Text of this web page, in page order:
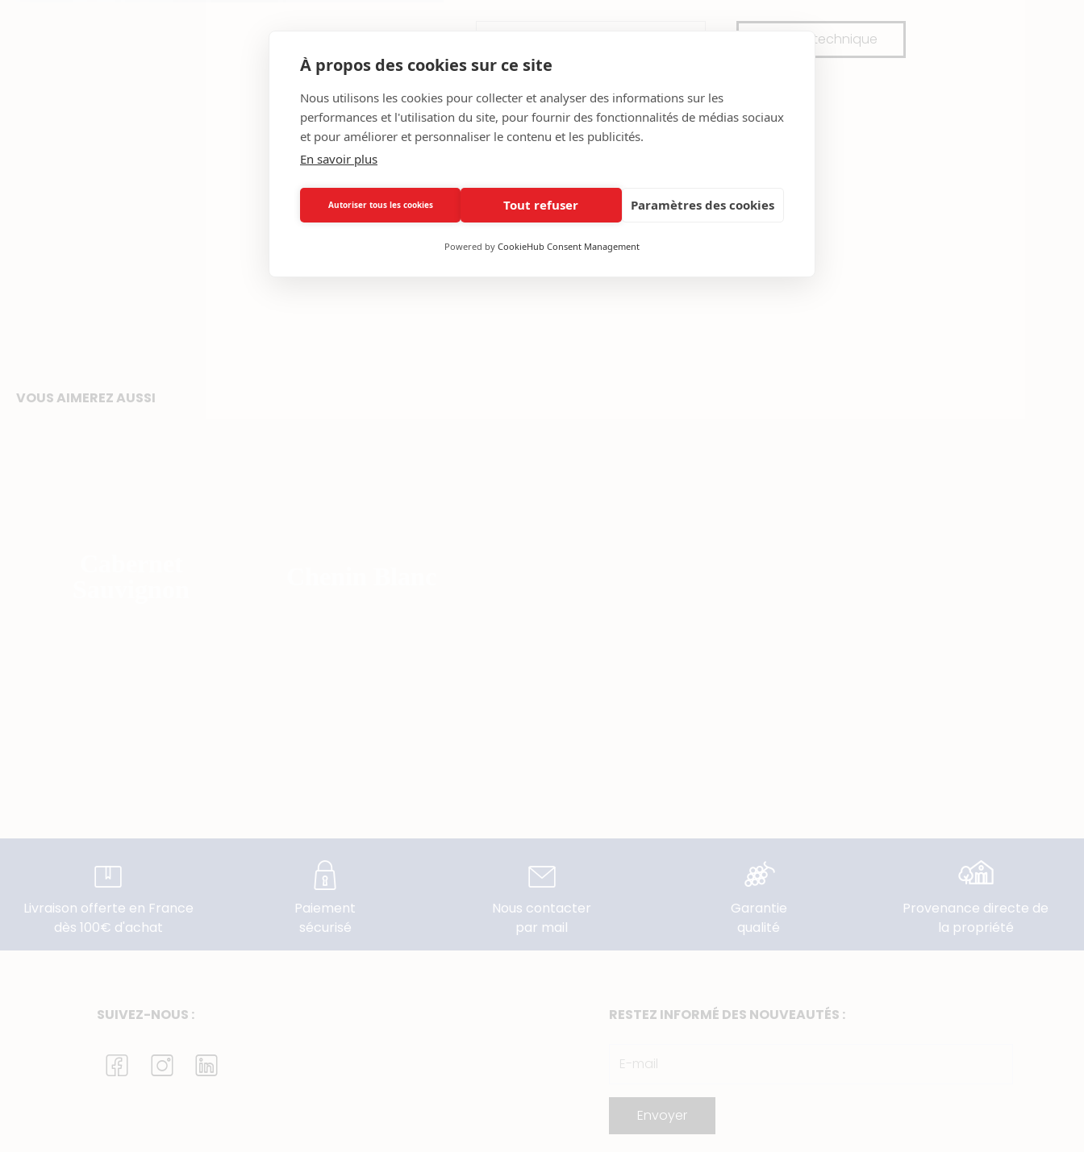
À propos des cookies sur ce site
Nous utilisons les cookies pour collecter et analyser des informations sur les
performances et l'utilisation du site, pour fournir des fonctionnalités de médias sociaux
et pour améliorer et personnaliser le contenu et les publicités.
En savoir plus
Autoriser tous les cookies Tout refuser Paramètres des cookies
Powered by CookieHub Consent Management
TERROIR
VINIFICATION
ACCORDS METS & VINS
Fiche technique
VOUS AIMEREZ AUSSI
Livraison offerte en France
dès 100€ d'achat
Paiement
sécurisé
Nous contacter
par mail
Garantie
qualité
Provenance directe de
la propriété
SUIVEZ-NOUS :
I
c
I
c
I
c
RESTEZ INFORMÉ DES NOUVEAUTÉS :
Envoyer